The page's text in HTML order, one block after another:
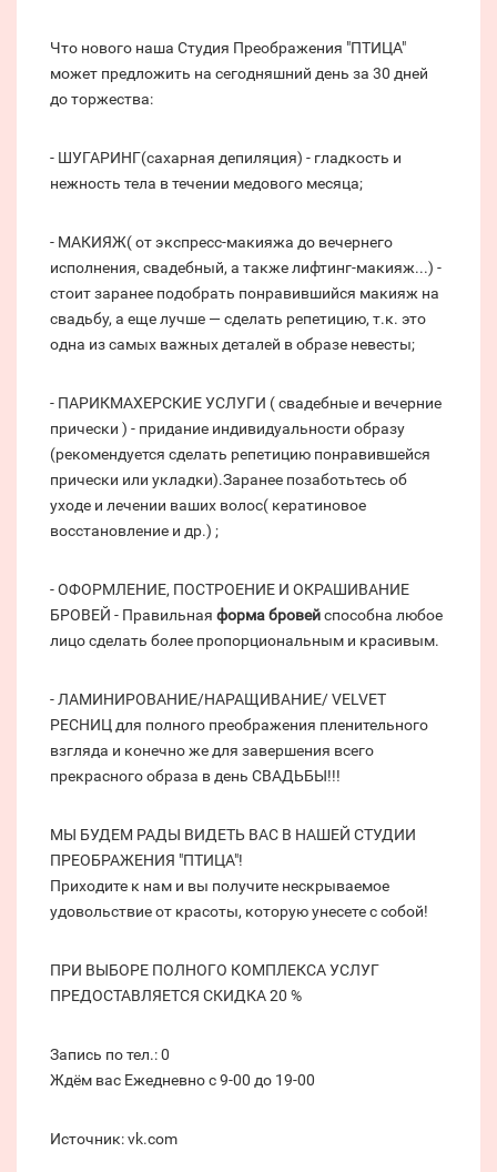
Что нового наша Студия Преображения "ПТИЦА"
может предложить на сегодняшний день за 30 дней
до торжества:
- ШУГАРИНГ(сахарная депиляция) - гладкость и
нежность тела в течении медового месяца;
- МАКИЯЖ( от экспресс-макияжа до вечернего
исполнения, свадебный, а также лифтинг-макияж...) -
стоит заранее подобрать понравившийся макияж на
свадьбу, а еще лучше — сделать репетицию, т.к. это
одна из самых важных деталей в образе невесты;
- ПАРИКМАХЕРСКИЕ УСЛУГИ ( свадебные и вечерние
прически ) - придание индивидуальности образу
(рекомендуется сделать репетицию понравившейся
прически или укладки).Заранее позаботьтесь об
уходе и лечении ваших волос( кератиновое
восстановление и др.) ;
- ОФОРМЛЕНИЕ, ПОСТРОЕНИЕ И ОКРАШИВАНИЕ
БРОВЕЙ - Правильная форма бровейспособна любое
лицо сделать более пропорциональным и красивым.
- ЛАМИНИРОВАНИЕ/НАРАЩИВАНИЕ/ VELVET
РЕСНИЦ для полного преображения пленительного
взгляда и конечно же для завершения всего
прекрасного образа в день СВАДЬБЫ!!!
МЫ БУДЕМ РАДЫ ВИДЕТЬ ВАС В НАШЕЙ СТУДИИ
ПРЕОБРАЖЕНИЯ "ПТИЦА"!
Приходите к нам и вы получите нескрываемое
удовольствие от красоты, которую унесете с собой!
ПРИ ВЫБОРЕ ПОЛНОГО КОМПЛЕКСА УСЛУГ
ПРЕДОСТАВЛЯЕТСЯ СКИДКА 20 %
Запись по тел.: 0
Ждём вас Ежедневно с 9-00 до 19-00
Источник: vk.com